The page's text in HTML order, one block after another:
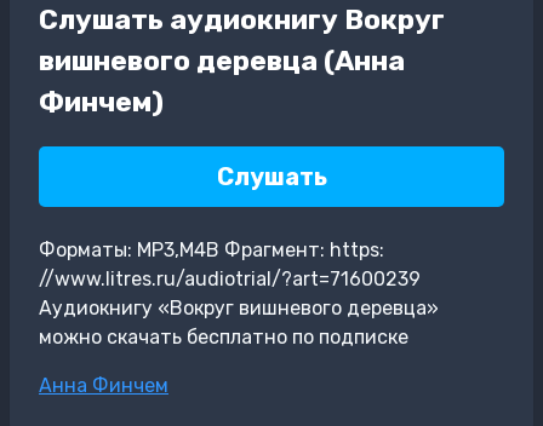
Слушать аудиокнигу Вокруг
вишневого деревца (Анна
Финчем)
Слушать
Форматы: MP3,M4B Фрагмент: https:
//www.litres.ru/audiotrial/?art=71600239
Аудиокнигу «Вокруг вишневого деревца»
можно скачать бесплатно по подписке
Метки
Анна Финчем